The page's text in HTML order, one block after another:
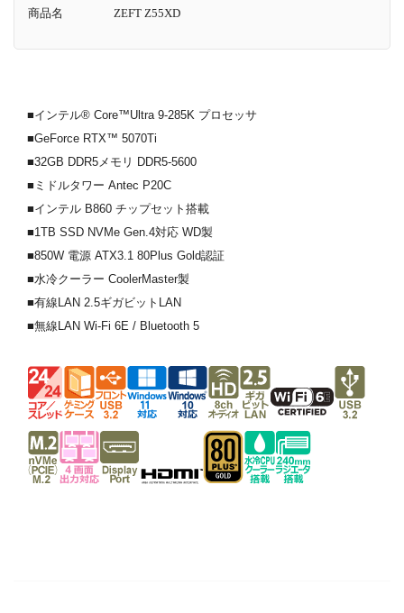
商品名 ZEFT Z55XD
■インテル® Core™Ultra 9-285K プロセッサ
■GeForce RTX™ 5070Ti
■32GB DDR5メモリ DDR5-5600
■ミドルタワー Antec P20C
■インテル B860 チップセット搭載
■1TB SSD NVMe Gen.4対応 WD製
■850W 電源 ATX3.1 80Plus Gold認証
■水冷クーラー CoolerMaster製
■有線LAN 2.5ギガビットLAN
■無線LAN Wi-Fi 6E / Bluetooth 5